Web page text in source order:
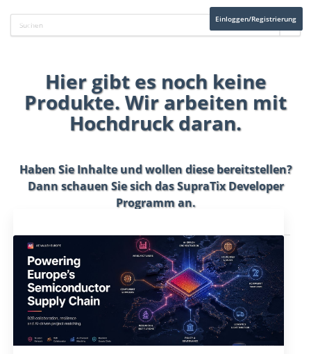
Einloggen/Registrierung
Hier gibt es noch keine
Produkte. Wir arbeiten mit
Hochdruck daran.
Haben Sie Inhalte und wollen diese bereitstellen?
Dann schauen Sie sich dasSupraTix Developer
Programman.